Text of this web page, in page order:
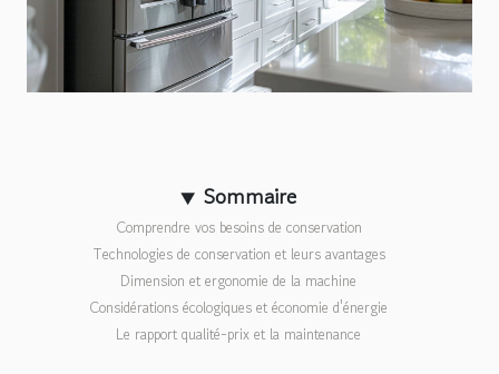
Sommaire
Comprendre vos besoins de conservation
Technologies de conservation et leurs avantages
Dimension et ergonomie de la machine
Considérations écologiques et économie d'énergie
Le rapport qualité-prix et la maintenance